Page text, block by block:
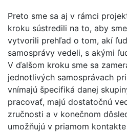
Preto sme sa aj v rámci
kroku sústredili na to, aby
vytvorili prehľad o tom, akí
samosprávy vedeli, s akými
V ďalšom kroku sme sa
jednotlivých samosprávach
vnímajú špecifiká danej
pracovať, majú dostatočnú
zručnosti a v konečnom
umožňujú v priamom